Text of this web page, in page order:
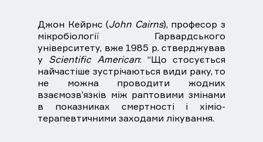
Джон Кейрнс (John Cairns), професор з
мікробіології Гарвардського
університету, вже 1985 р. стверджував
у Scientific American: “Що стосується
найчастіше зустрічаються види раку, то
не можна проводити жодних
взаємозв’язків між раптовими змінами
в показниках смертності і хіміо-
терапевтичними заходами лікування.